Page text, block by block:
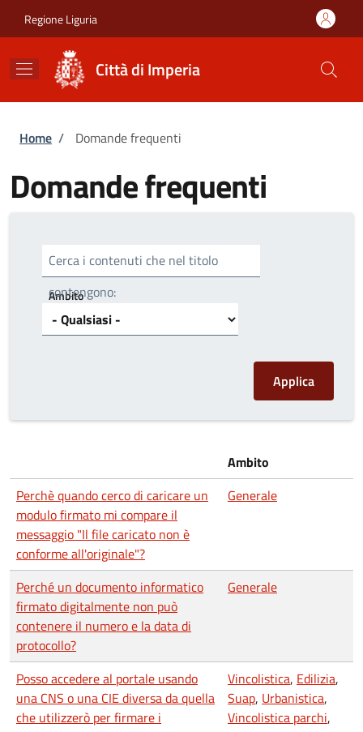
Regione Liguria
Città di Imperia
Briciole di pane
Home / Domande frequenti
Domande frequenti
Cerca i contenuti che nel titolo
contengono:
Ambito
Ambito
Perchè quando cerco di caricare un
modulo firmato mi compare il
messaggio "Il file caricato non è
conforme all'originale"?
Generale
Perché un documento informatico
firmato digitalmente non può
contenere il numero e la data di
protocollo?
Generale
Posso accedere al portale usando
una CNS o una CIE diversa da quella
che utilizzerò per firmare i
Vincolistica, Edilizia,
Suap, Urbanistica,
Vincolistica parchi,